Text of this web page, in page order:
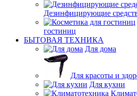
Дезинфицирующие
гостиниц
БЫТОВАЯ ТЕХНИКА
Для дома
Для красоты и
Для кухни